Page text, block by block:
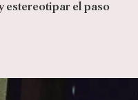
estereotipar el paso